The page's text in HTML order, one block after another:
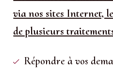
via nos sites Internet,
de plusieurs
Répondre à vos